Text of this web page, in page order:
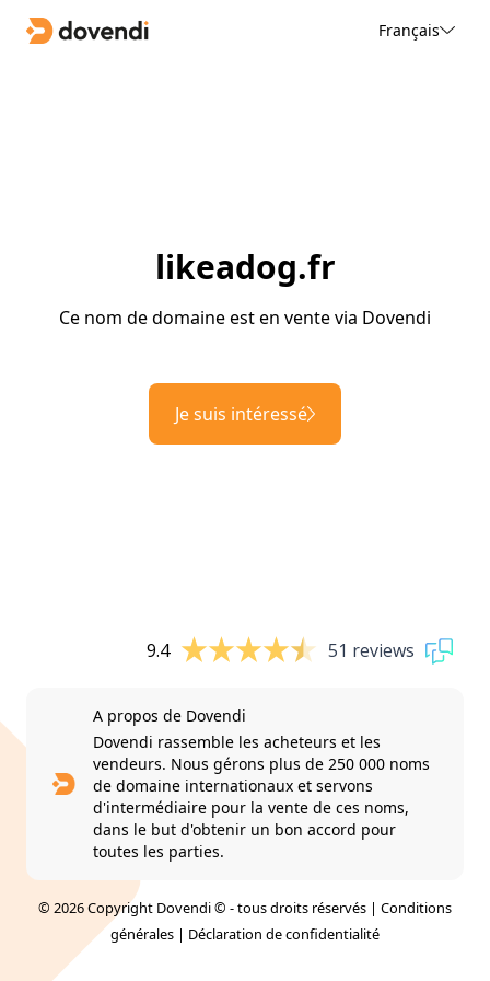
Français
likeadog.fr
Ce nom de domaine est en vente via Dovendi
Je suis intéressé
9.4 51 reviews
A propos de Dovendi
Dovendi rassemble les acheteurs et les
vendeurs. Nous gérons plus de 250 000 noms
de domaine internationaux et servons
d'intermédiaire pour la vente de ces noms,
dans le but d'obtenir un bon accord pour
toutes les parties.
© 2026 Copyright Dovendi © - tous droits réservés | Conditions
générales | Déclaration de confidentialité